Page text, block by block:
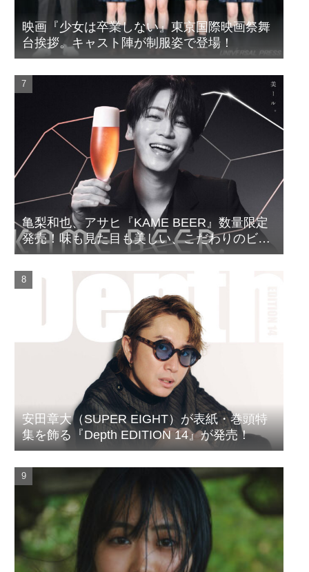
映画『少女は卒業しない』東京国際映画祭舞
台挨拶。キャスト陣が制服姿で登場！
亀梨和也、アサヒ『KAME BEER』数量限定
発売！味も見た目も美しい、こだわりのビー
ルがついに完成
安田章大（SUPER EIGHT）が表紙・巻頭特
集を飾る『Depth EDITION 14』が発売！